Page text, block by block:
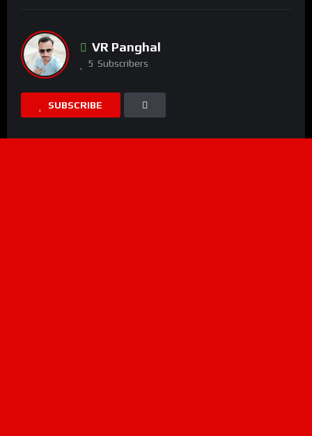
VR Panghal
5 Subscribers
SUBSCRIBE